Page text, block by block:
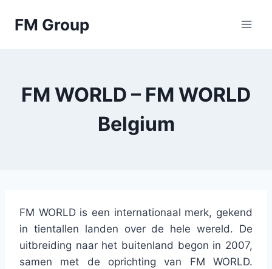
FM Group
FM WORLD – FM WORLD
Belgium
FM WORLD is een internationaal merk, gekend
in tientallen landen over de hele wereld. De
uitbreiding naar het buitenland begon in 2007,
samen met de oprichting van FM WORLD.